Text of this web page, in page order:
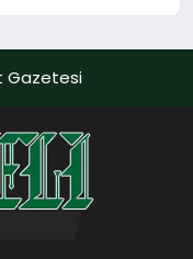
Gazetesi